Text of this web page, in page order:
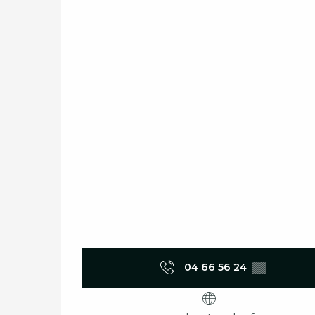
04 66 56 24 ▒▒